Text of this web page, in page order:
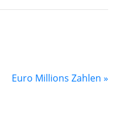
Euro Millions Zahlen »